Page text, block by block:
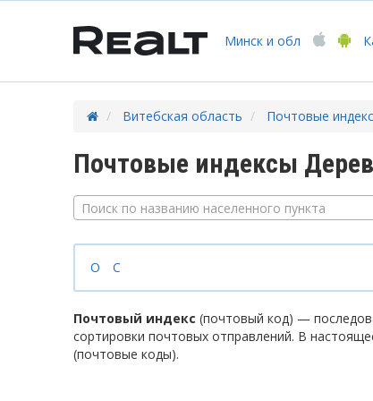
Минск и обл
Витебская область Почтовые
Почтовые индексы
Поиск по названию населенного пункта
О С
Почтовый индекс (почтовый код) —
сортировки почтовых отправлений. В
(почтовые коды).